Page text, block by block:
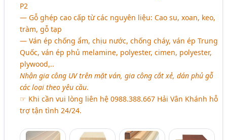
P2
― Gỗ ghép cao cấp từ các nguyên liệu: Cao su, xoan, keo,
tràm, gỗ tạp
― Ván ép chống ẩm, chịu nước, chống cháy, ván ép Trung
Quốc, ván ép phủ melamine, polyester, cimen, polyester,
plywood,..
Nhận gia công UV trên mặt ván, gia công cắt xẻ, dán phủ gỗ
các loại theo yêu cầu.
☞ Khi cần vui lòng liên hệ 0988.388.667 Hải Vân Khánh hỗ
trợ tận tình 24/24.